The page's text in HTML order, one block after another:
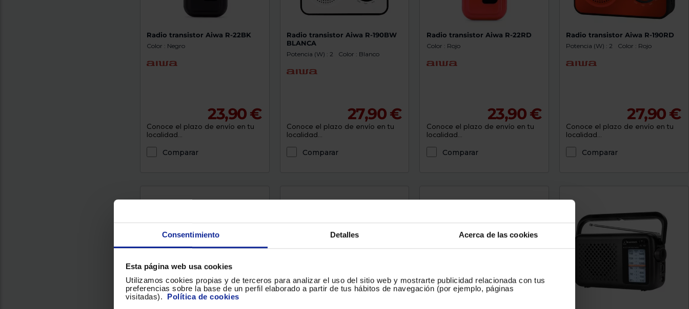
Consentimiento Detalles Acerca de las cookies
Esta página web usa cookies
Utilizamos cookies propias y de terceros para analizar el uso del sitio web y mostrarte publicidad relacionada con tus
preferencias sobre la base de un perfil elaborado a partir de tus hábitos de navegación (por ejemplo, páginas
visitadas). Política de cookies
Radio transistor Aiwa R-22BK
Color : Negro
23,90 €
Conoce el plazo de envío en tu
localidad...
Comparar
Radio transistor Aiwa R-190BW
BLANCA
Potencia (W) : 2 Color : Blanco
27,90 €
Conoce el plazo de envío en tu
localidad...
Comparar
Radio transistor Aiwa R-22RD
Color : Rojo
23,90 €
Conoce el plazo de envío en tu
localidad...
Comparar
Radio transistor Aiwa R-190RD
Potencia (W) : 2 Color : Rojo
27,90 €
Conoce el plazo de envío en tu
localidad...
Comparar